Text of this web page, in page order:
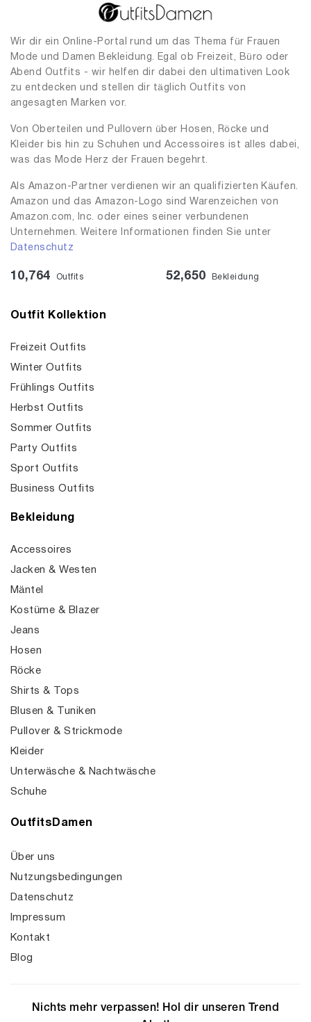
Wir dir ein Online-Portal rund um das Thema für Frauen
Mode und Damen Bekleidung. Egal ob Freizeit, Büro oder
Abend Outfits - wir helfen dir dabei den ultimativen Look
zu entdecken und stellen dir täglich Outfits von
angesagten Marken vor.
Von Oberteilen und Pullovern über Hosen, Röcke und
Kleider bis hin zu Schuhen und Accessoires ist alles dabei,
was das Mode Herz der Frauen begehrt.
Als Amazon-Partner verdienen wir an qualifizierten Käufen.
Amazon und das Amazon-Logo sind Warenzeichen von
Amazon.com, Inc. oder eines seiner verbundenen
Unternehmen. Weitere Informationen finden Sie unter
Datenschutz
10,764 Outfits 52,650 Bekleidung
Outfit Kollektion
Freizeit Outfits
Winter Outfits
Frühlings Outfits
Herbst Outfits
Sommer Outfits
Party Outfits
Sport Outfits
Business Outfits
Bekleidung
Accessoires
Jacken & Westen
Mäntel
Kostüme & Blazer
Jeans
Hosen
Röcke
Shirts & Tops
Blusen & Tuniken
Pullover & Strickmode
Kleider
Unterwäsche & Nachtwäsche
Schuhe
OutfitsDamen
Über uns
Nutzungsbedingungen
Datenschutz
Impressum
Kontakt
Blog
Nichts mehr verpassen! Hol dir unseren Trend